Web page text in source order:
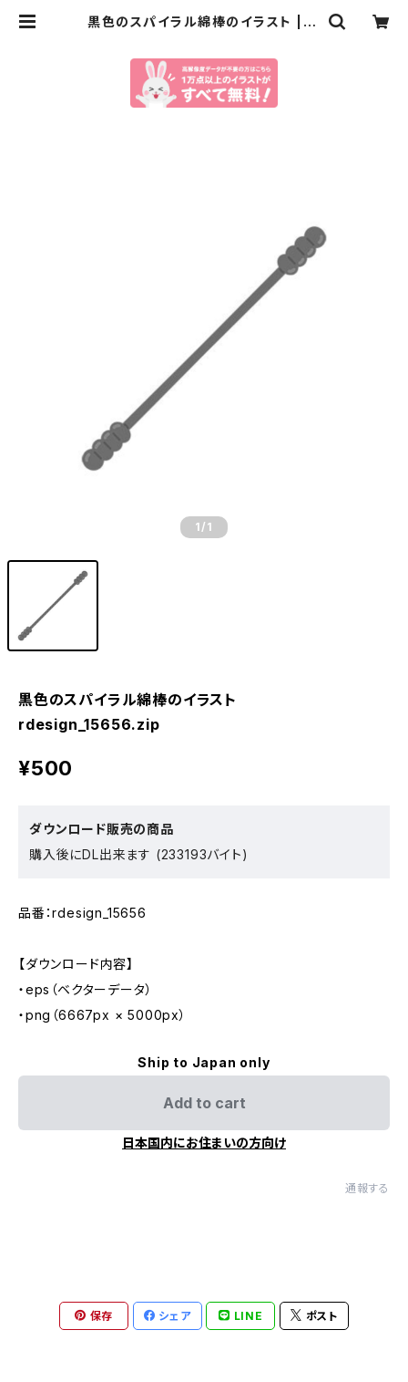
黒色のスパイラル綿棒のイラスト | イ
1 /1
黒色のスパイラル綿棒のイラスト
rdesign_15656.zip
¥500
ダウンロード販売の商品
購入後にDL出来ます (233193バイト)
品番：rdesign_15656
【ダウンロード内容】
・eps（ベクターデータ）
・png（6667px × 5000px）
Ship to Japan only
Add to cart
日本国内にお住まいの方向け
通報する
保存 シェア LINE ポスト